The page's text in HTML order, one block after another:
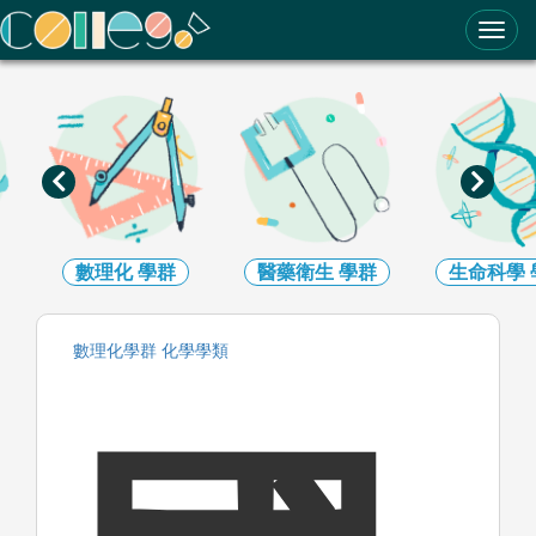
ColleGo! 大學選才與高中育才輔助系統
數理化學群 醫藥衛生 學群 生命科學
數理化學群 化學學類